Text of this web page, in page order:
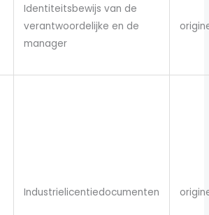
Identiteitsbewijs van de
verantwoordelijke en de
manager
Industrielicentiedocumenten